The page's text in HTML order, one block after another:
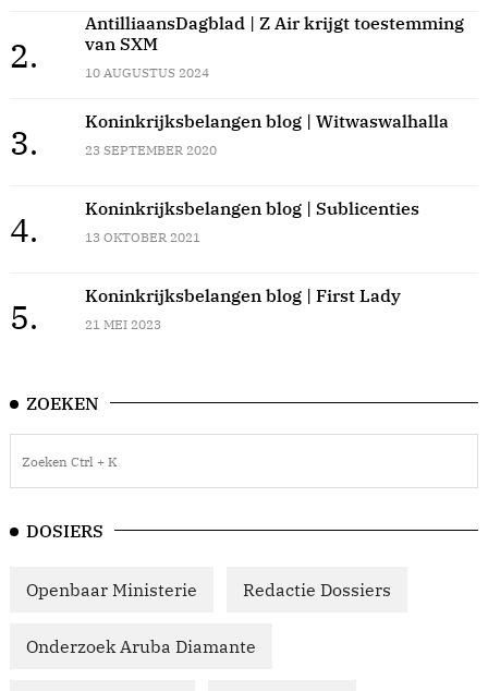
2.
AntilliaansDagblad | Z Air krijgt toestemming
van SXM
10 AUGUSTUS 2024
3.
Koninkrijksbelangen blog | Witwaswalhalla
23 SEPTEMBER 2020
4.
Koninkrijksbelangen blog | Sublicenties
13 OKTOBER 2021
5.
Koninkrijksbelangen blog | First Lady
21 MEI 2023
ZOEKEN
DOSIERS
Openbaar Ministerie Redactie Dossiers
Onderzoek Aruba Diamante